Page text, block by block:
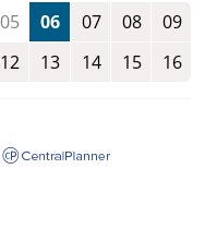
05 06 07 08
09
12 13 14 15 16